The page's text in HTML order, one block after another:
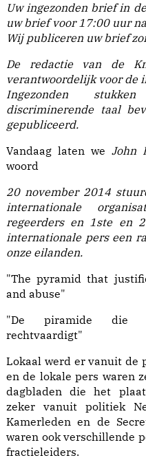
Uw ingezonden brief in
uw brief voor 17:00 uur
Wij publiceren uw brief
De redactie van de
verantwoordelijk voor de
Ingezonden
discriminerende taal
gepubliceerd.
Vandaag laten we John
woord
20 november 2014
internationale
regeerders en 1ste en
internationale pers een
onze eilanden.
"The pyramid that
and abuse"
"De piramide die
rechtvaardigt"
Lokaal werd er vanuit de
en de lokale pers waren
dagbladen die het
zeker vanuit politiek
Kamerleden en de
waren ook verschillende
fractieleiders.